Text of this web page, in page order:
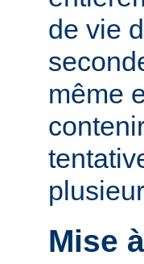
de vie
même
Mise